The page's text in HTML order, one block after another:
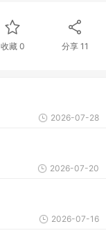
收藏 0 分享 11
2026-07-28
2026-07-20
2026-07-16